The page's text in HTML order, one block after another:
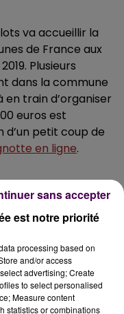
va accueillir la
de France aux
Plusieurs
dans la commune
en train d’organiser
euros est
d’un petit coup de
en ligne.
appel aux habitants
faudra aussi
vivant dans
recherchons des
de la place dans
d’un week-end
Gouhier, membre
est notre priorité
processing based on
and/or access
advertising; Create
to select personalised
Measure content
statistics or combinations
sans accepter